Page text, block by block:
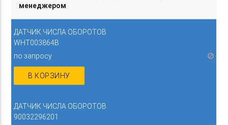
ДАТЧИК ЧИСЛА ОБОРОТОВ
WHT003864B
по запросу
В КОРЗИНУ
менеджером
ДАТЧИК ЧИСЛА ОБОРОТОВ
90032296201